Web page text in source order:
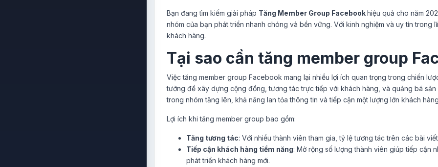
Bạn đang tìm kiếm giải pháp Tăng Member Group Facebookhiệu quả cho năm
nhóm của bạn phát triển nhanh chóng và bền vững. Với kinh nghiệm và uy tín
khách hàng.
Tại sao cần tăng member group
Việc tăng member group Facebook mang lại nhiều lợi ích quan trọng trong chiến
tưởng để xây dựng cộng đồng, tương tác trực tiếp với khách hàng, và quảng bá
trong nhóm tăng lên, khả năng lan tỏa thông tin và tiếp cận một lượng lớn khách
Lợi ích khi tăng member group bao gồm:
Tăng tương tác: Với nhiều thành viên tham gia, tỷ lệ tương tác trên các bài
Tiếp cận khách hàng tiềm năng: Mở rộng số lượng thành viên giúp tiếp cận
phát triển khách hàng mới.